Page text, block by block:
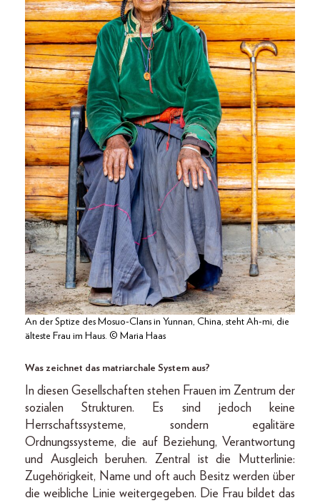
An der Sptize des Mosuo-Clans in Yunnan, China, steht Ah-mi, die
älteste Frau im Haus. © Maria Haas
Was zeichnet das matriarchale System aus?
In diesen Gesellschaften stehen Frauen im Zentrum der
sozialen Strukturen. Es sind jedoch keine
Herrschaftssysteme, sondern egalitäre
Ordnungssysteme, die auf Beziehung, Verantwortung
und Ausgleich beruhen. Zentral ist die Mutterlinie:
Zugehörigkeit, Name und oft auch Besitz werden über
die weibliche Linie weitergegeben. Die Frau bildet das